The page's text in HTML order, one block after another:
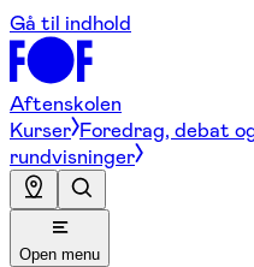
Gå til indhold
Aftenskolen
Kurser Foredrag, debat
rundvisninger
Open menu